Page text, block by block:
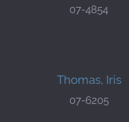
07-4854
Thomas, Iris
07-6205